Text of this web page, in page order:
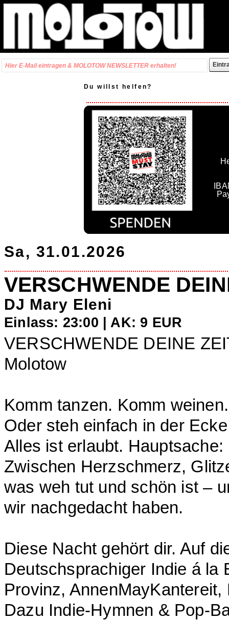
Du willst helfen?
Sa, 31.01.2026
VERSCHWENDE
DJ Mary Eleni
Einlass: 23:00 | AK: 9 EUR
VERSCHWENDE DEINE
Molotow
Komm tanzen. Komm
Oder steh einfach in der
Alles ist erlaubt.
Zwischen Herzschmerz,
was weh tut und schön ist –
wir nachgedacht haben.
Diese Nacht gehört dir. Auf
Deutschsprachiger Indie á la
Provinz,
Dazu Indie-Hymnen & Pop-